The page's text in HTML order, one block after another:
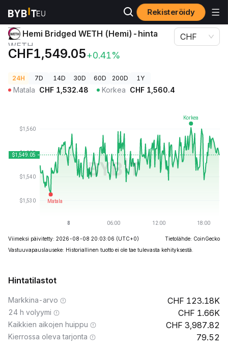
Rekisteröidy
Kryptohinnat Hemi Bridged WETH (Hemi)-hinta WETH
Hemi Bridged WETH (Hemi)-hinta
WETH
CHF1,549.05+0.41%
CHF
24H 7D 14D 30D 60D 200D 1Y
Matala CHF 1,532.48 Korkea CHF 1,560.4
Viimeksi päivitetty: 2026-08-08 20:03:06 (UTC+0)
Tietolähde: CoinGecko
Vastuuvapauslauseke: Historiallinen tuotto ei ole tae tulevasta kehityksestä.
Hintatilastot
Markkina-arvo 123.18K
24 h volyymi 1.66K
Kaikkien aikojen huippu 3,987.82
Kierrossa oleva tarjonta 79.52